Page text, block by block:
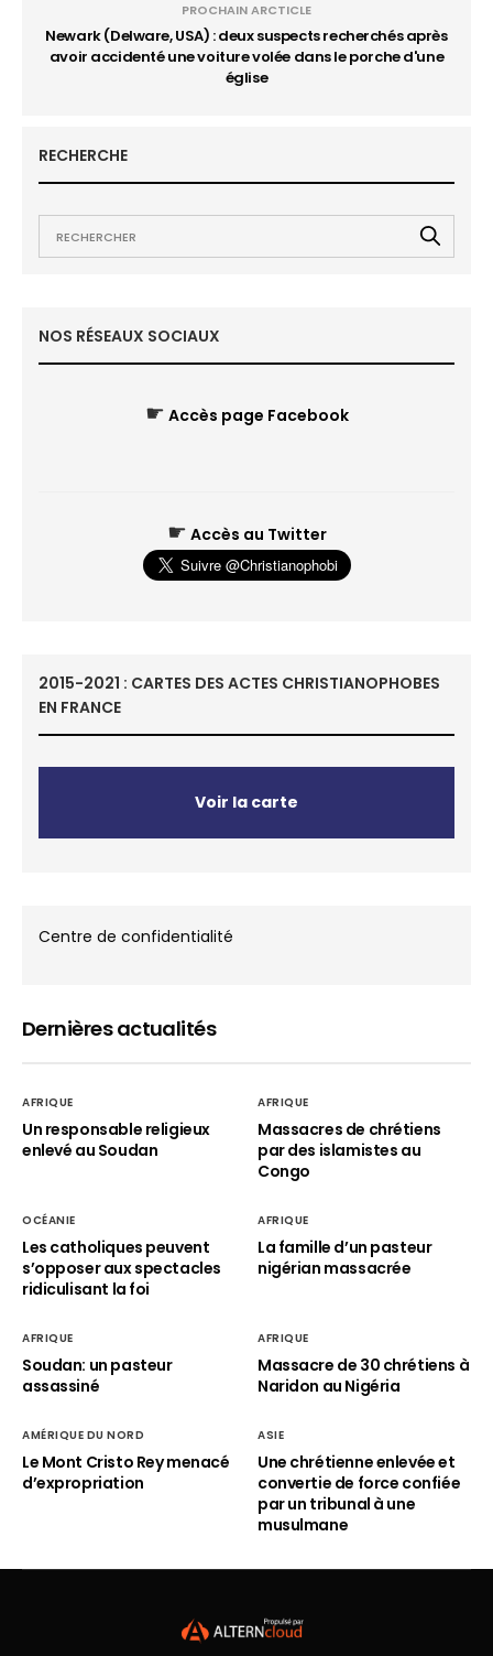
PROCHAIN ARCTICLE
Newark (Delware, USA) : deux suspects recherchés après
avoir accidenté une voiture volée dans le porche d'une
église
RECHERCHE
NOS RÉSEAUX SOCIAUX
☛ Accès page Facebook
☛ Accès au Twitter
2015-2021 : CARTES DES ACTES CHRISTIANOPHOBES
EN FRANCE
Voir la carte
Centre de confidentialité
Dernières actualités
AFRIQUE
Un responsable religieux
enlevé au Soudan
AFRIQUE
Massacres de chrétiens
par des islamistes au
Congo
OCÉANIE
Les catholiques peuvent
s’opposer aux spectacles
ridiculisant la foi
AFRIQUE
La famille d’un pasteur
nigérian massacrée
AFRIQUE
Soudan: un pasteur
assassiné
AFRIQUE
Massacre de 30 chrétiens à
Naridon au Nigéria
AMÉRIQUE DU NORD
Le Mont Cristo Rey menacé
d’expropriation
ASIE
Une chrétienne enlevée et
convertie de force confiée
par un tribunal à une
musulmane